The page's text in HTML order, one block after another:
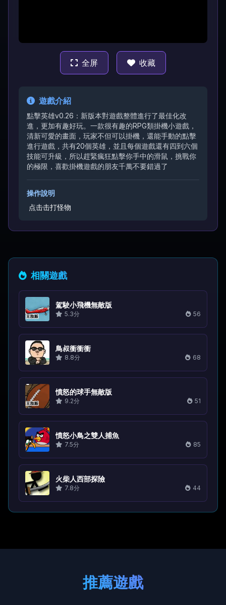
全屏 收藏
遊戲介紹
點擊英雄v0.26：新版本對遊戲整體進行了最佳化改
進，更加有趣好玩。一款很有趣的RPG類掛機小遊戲，
清新可愛的畫面，玩家不但可以掛機，還能手動的點擊
進行遊戲，共有20個英雄，並且每個遊戲還有四到六個
技能可升級，所以趕緊瘋狂點擊你手中的滑鼠，挑戰你
的極限，喜歡掛機遊戲的朋友千萬不要錯過了
操作說明
点击击打怪物
相關遊戲
駕駛小飛機無敵版
5.3分 56
鳥叔衝衝衝
8.8分 68
憤怒的球手無敵版
9.2分 51
憤怒小鳥之雙人捕魚
7.5分 85
火柴人西部探險
7.8分 44
推薦遊戲